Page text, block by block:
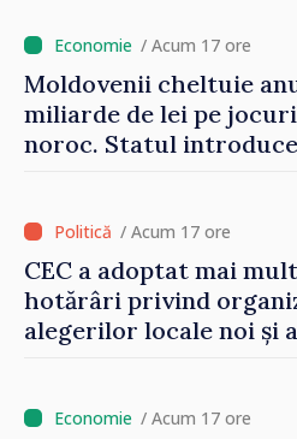
/ Acum 17 ore
Moldovenii cheltuie
miliarde de lei pe
noroc. Statul
la buget / Acum 17 ore
CEC a adoptat mai
hotărâri privind
alegerilor locale noi și
/ Acum 17 ore